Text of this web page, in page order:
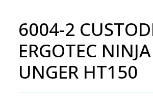
Ricerca
6004-2
ERGOTEC NINJA
UNGER HT150